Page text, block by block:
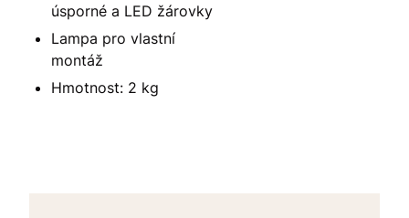
úsporné a LED žárovky
Lampa pro vlastní
montáž
Hmotnost: 2 kg